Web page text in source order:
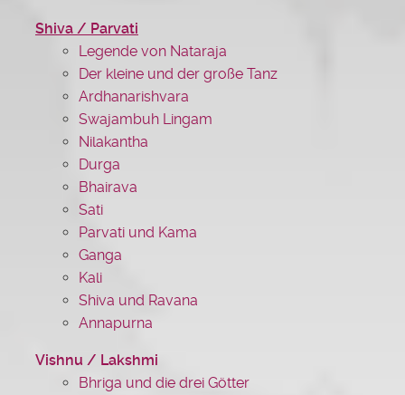
Shiva / Parvati
Legende von Nataraja
Der kleine und der große Tanz
Ardhanarishvara
Swajambuh Lingam
Nilakantha
Durga
Bhairava
Sati
Parvati und Kama
Ganga
Kali
Shiva und Ravana
Annapurna
Vishnu / Lakshmi
Bhriga und die drei Götter